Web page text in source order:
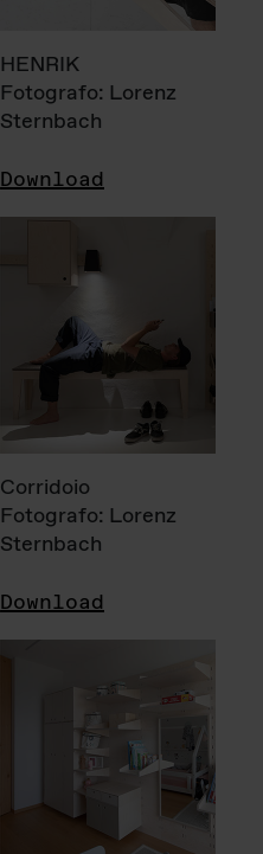
HENRIK
Fotografo: Lorenz
Sternbach
Download
Corridoio
Fotografo: Lorenz
Sternbach
Download